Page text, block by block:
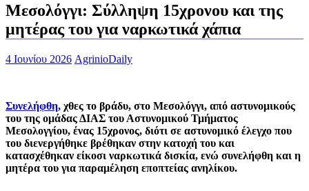
Μεσολόγγι: Σύλληψη 15χρονου και της
μητέρας του για ναρκωτικά χάπια
4 Ιουνίου 2026 AgrinioDaily
Συνελήφθη, χθες το βράδυ, στο Μεσολόγγι, από αστυνομικούς
του της ομάδας ΔΙΑΣ του Αστυνομικού Τμήματος
Μεσολογγίου, ένας 15χρονος, διότι σε αστυνομικό έλεγχο που
του διενεργήθηκε βρέθηκαν στην κατοχή του και
κατασχέθηκαν είκοσι ναρκωτικά δισκία, ενώ συνελήφθη και η
μητέρα του για παραμέληση εποπτείας ανηλίκου.